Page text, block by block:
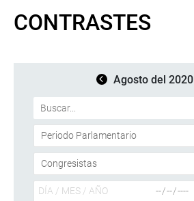
CONTRASTES
Agosto del 2020